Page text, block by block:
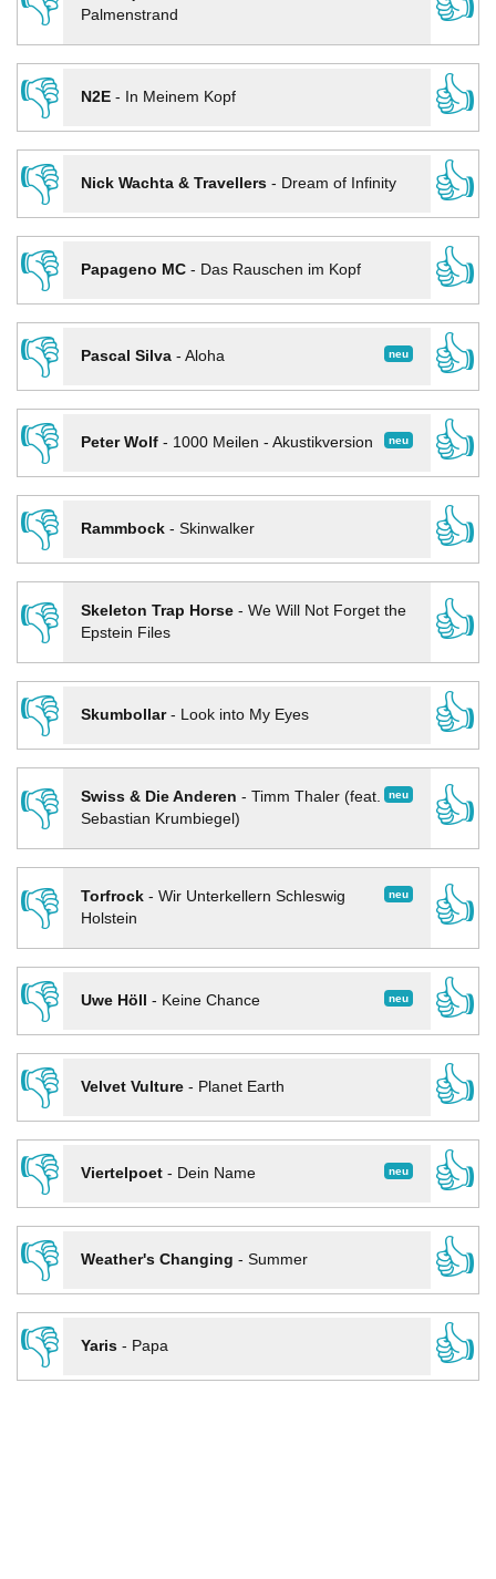
Palmenstrand
👎
N2E- In Meinem Kopf
👍
👎
Nick Wachta & Travellers- Dream of Infinity
👍
👎
Papageno MC- Das Rauschen im Kopf
👍
👎
neu
Pascal Silva- Aloha
👍
👎
neu
Peter Wolf- 1000 Meilen - Akustikversion
👍
👎
Rammbock- Skinwalker
👍
👎
Skeleton Trap Horse- We Will Not Forget the
Epstein Files
👍
👎
Skumbollar- Look into My Eyes
👍
👎
neu
Swiss & Die Anderen - Timm Thaler (feat.
Sebastian Krumbiegel)
👍
👎 neu
Torfrock- Wir Unterkellern Schleswig
Holstein
👍
👎
neu
Uwe Höll - Keine Chance
👍
👎
Velvet Vulture- Planet Earth
👍
👎
neu
Viertelpoet- Dein Name
👍
👎
Weather's Changing - Summer
👍
👎
Yaris- Papa 👍